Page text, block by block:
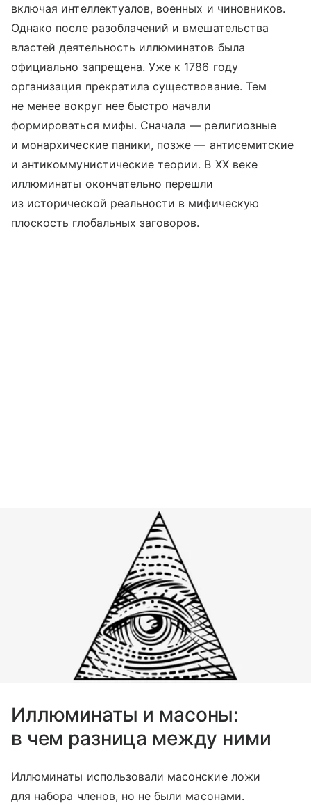
включая интеллектуалов, военных и чиновников.
Однако после разоблачений и вмешательства
властей деятельность иллюминатов была
официально запрещена. Уже к 1786 году
организация прекратила существование. Тем
не менее вокруг нее быстро начали
формироваться мифы. Сначала — религиозные
и монархические паники, позже — антисемитские
и антикоммунистические теории. В XX веке
иллюминаты окончательно перешли
из исторической реальности в мифическую
плоскость глобальных заговоров.
Иллюминаты и масоны:
в чем разница между ними
Иллюминаты использовали масонские ложи
для набора членов, но не были масонами.